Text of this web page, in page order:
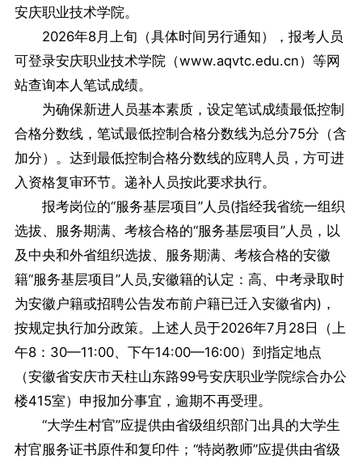
安庆职业技术学院。
2026年8月上旬（具体时间另行通知），报考人员
可登录安庆职业技术学院（www.aqvtc.edu.cn）等网
站查询本人笔试成绩。
为确保新进人员基本素质，设定笔试成绩最低控制
合格分数线，笔试最低控制合格分数线为总分75分（含
加分）。达到最低控制合格分数线的应聘人员，方可进
入资格复审环节。递补人员按此要求执行。
报考岗位的“服务基层项目”人员(指经我省统一组织
选拔、服务期满、考核合格的“服务基层项目”人员，以
及中央和外省组织选拔、服务期满、考核合格的安徽
籍“服务基层项目”人员,安徽籍的认定：高、中考录取时
为安徽户籍或招聘公告发布前户籍已迁入安徽省内)，
按规定执行加分政策。上述人员于2026年7月28日（上
午8：30—11:00、下午14:00—16:00）到指定地点
（安徽省安庆市天柱山东路99号安庆职业学院综合办公
楼415室）申报加分事宜，逾期不再受理。
“大学生村官”应提供由省级组织部门出具的大学生
村官服务证书原件和复印件；“特岗教师”应提供由省级